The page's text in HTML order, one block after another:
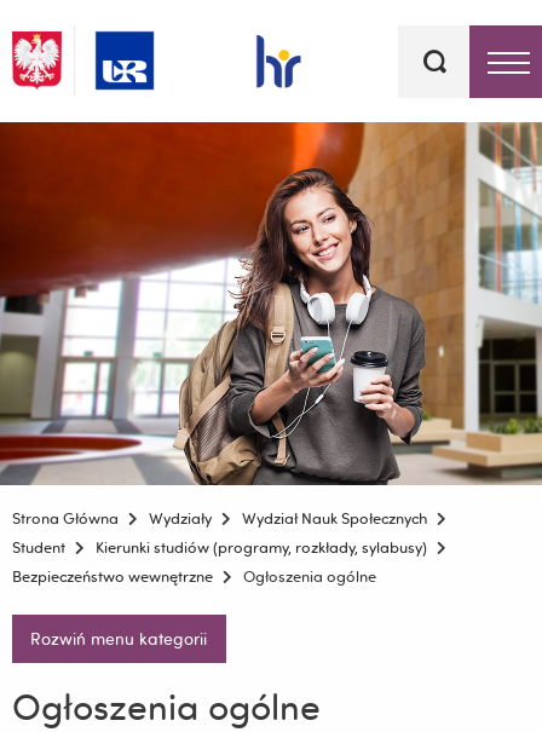
kluczowe
Strona Główna Wydziały
Wydział Nauk Społecznych
Student
Kierunki studiów (programy, rozkłady, sylabusy)
Bezpieczeństwo wewnętrzne
Ogłoszenia ogólne
Rozwiń menu kategorii
Ogłoszenia ogólne